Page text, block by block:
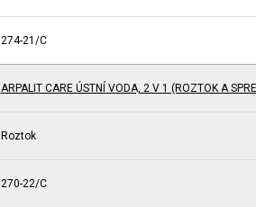
274-21/C
ARPALIT CARE ÚSTNÍ VODA, 2 V 1 (ROZTOK A
Roztok
270-22/C